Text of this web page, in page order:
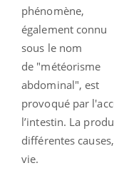
phénomène,
également connu
sous le nom
de "météorisme
abdominal", est
provoqué par
l’intestin. La
différentes
vie.